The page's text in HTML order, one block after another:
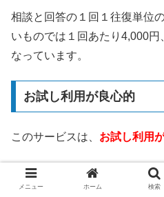
相談と回答の１回１往復単位
いものでは１回あたり4,000
なっています。
お試し利用が良心的
このサービスは、 お試し利用
3,000円分の無料相談ポイント
メニュー ホーム 検索